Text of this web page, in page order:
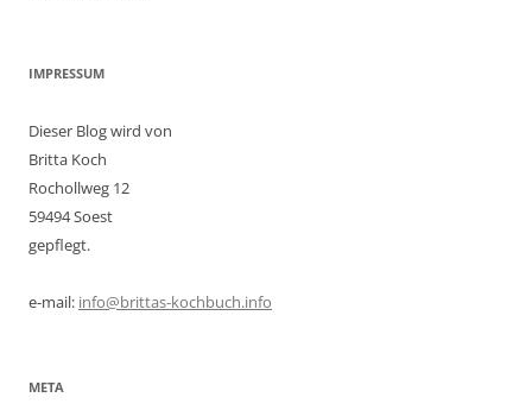
IMPRESSUM
Dieser Blog wird von
Britta Koch
Rochollweg 12
59494 Soest
gepflegt.
e-mail: info@brittas-kochbuch.info
META